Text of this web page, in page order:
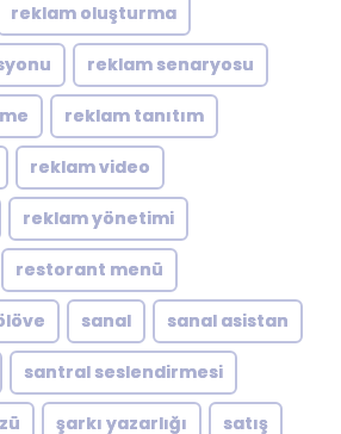
reklam oluşturma
reklam senaryosu
reklam tanıtım
reklam video
reklam yönetimi
restorant menü
sanal sanal asistan
santral seslendirmesi
şarkı yazarlığı satış